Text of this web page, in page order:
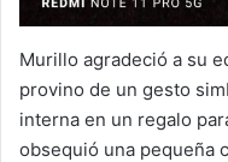
Murillo agradeció a su
provino de un gesto
interna en un regalo
obsequió una pequeña